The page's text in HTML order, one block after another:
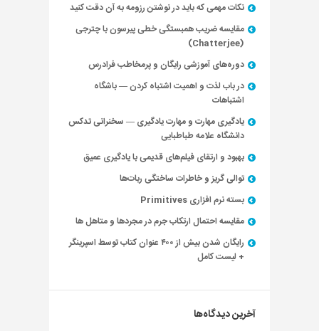
نکات مهمی که باید در نوشتن رزومه به آن دقت کنید
مقایسه ضریب همبستگی خطی پیرسون با چترجی
(Chatterjee)
دوره‌های آموزشی رایگان و پرمخاطب فرادرس
در باب لذت و اهمیت اشتباه کردن — باشگاه
اشتباهات
یادگیری مهارت و مهارت یادگیری — سخنرانی تدکس
دانشگاه علامه طباطبایی
بهبود و ارتقای فیلم‌های قدیمی با یادگیری عمیق
توالی گریز و خاطرات ساختگی ربات‌ها
بسته نرم افزاری Primitives
مقایسه احتمال ارتکاب جرم در مجردها و متاهل ها
رایگان شدن بیش از ۴۰۰ عنوان کتاب توسط اسپرینگر
+ لیست کامل
آخرین دیدگاه‌ها